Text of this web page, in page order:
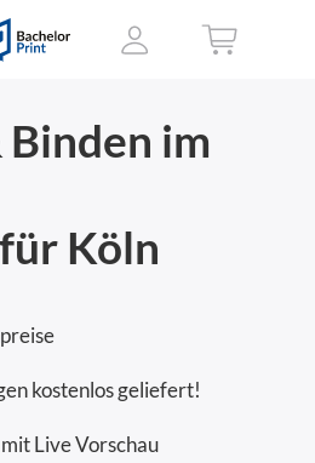
im
Köln
kostenlos geliefert!
Live Vorschau